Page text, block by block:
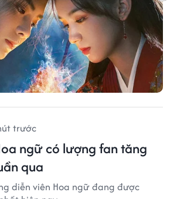
trước
ngữ có lượng fan tăng
qua
diễn viên Hoa ngữ đang được